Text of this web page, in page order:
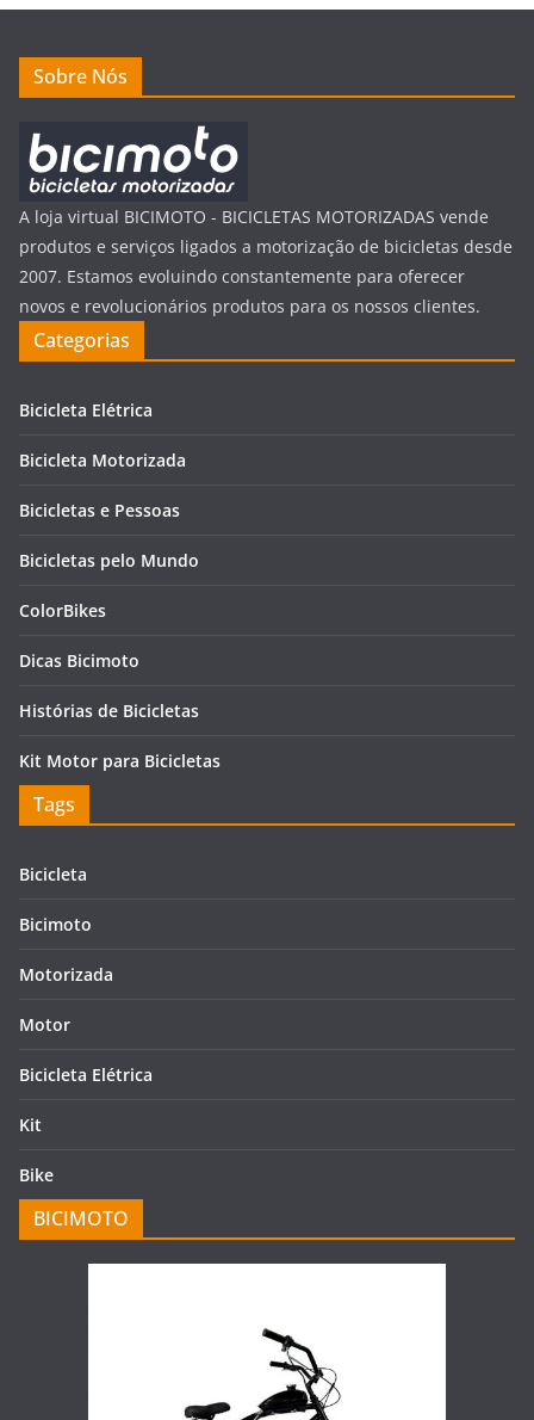
Sobre Nós
A loja virtual BICIMOTO - BICICLETAS MOTORIZADAS vende
produtos e serviços ligados a motorização de bicicletas desde
2007. Estamos evoluindo constantemente para oferecer
novos e revolucionários produtos para os nossos clientes.
Categorias
Bicicleta Elétrica
Bicicleta Motorizada
Bicicletas e Pessoas
Bicicletas pelo Mundo
ColorBikes
Dicas Bicimoto
Histórias de Bicicletas
Kit Motor para Bicicletas
Tags
Bicicleta
Bicimoto
Motorizada
Motor
Bicicleta Elétrica
Kit
Bike
BICIMOTO